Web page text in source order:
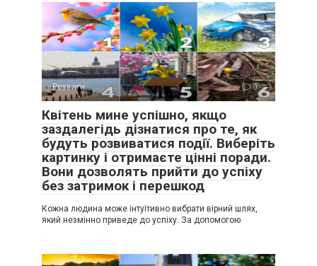
Розваги 0
Квітень мине успішно, якщо
заздалегідь дізнатися про те, як
будуть розвиватися події. Виберіть
картинку і отримаєте цінні поради.
Вони дозволять прийти до успіху
без затримок і перешкод
Кожна людина може інтуїтивно вибрати вірний шлях,
який незмінно приведе до успіху. За допомогою